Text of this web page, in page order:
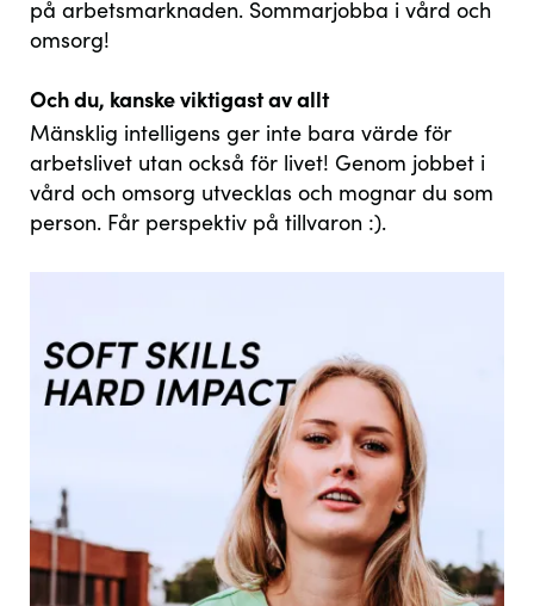
FÖRBERD DIG INFÖR JOBBSTART
Öka chanserna att få jobbet
Fråga oss
på arbetsmarknaden. Sommarjobba i vård och
omsorg!
Och du, kanske viktigast av allt
Mänsklig intelligens ger inte bara värde för
arbetslivet utan också för livet! Genom jobbet i
vård och omsorg utvecklas och mognar du som
person. Får perspektiv på tillvaron :).